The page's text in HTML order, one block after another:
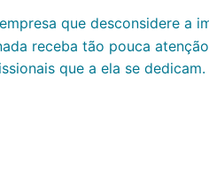
que desconsidere a
receba tão pouca
que a ela se